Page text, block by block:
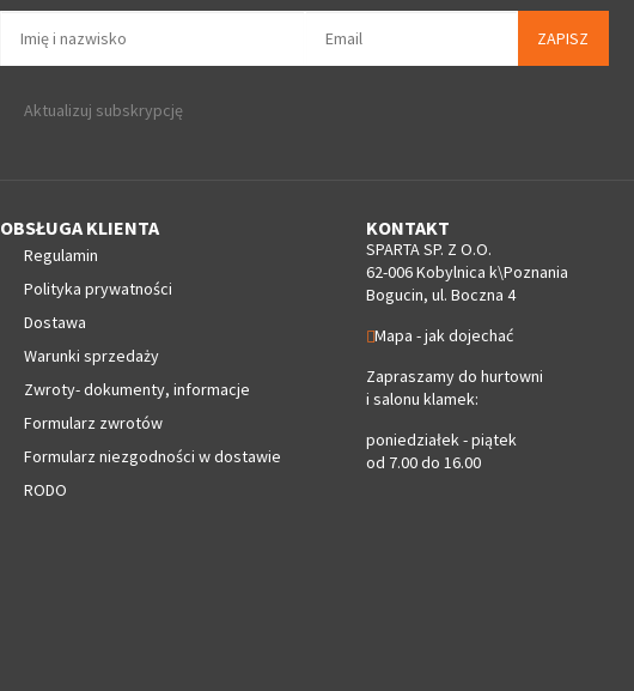
ZAPISZ
Aktualizuj subskrypcję
OBSŁUGA KLIENTA
Regulamin
Polityka prywatności
Dostawa
Warunki sprzedaży
Zwroty- dokumenty, informacje
Formularz zwrotów
Formularz niezgodności w dostawie
RODO
KONTAKT
SPARTA SP. Z O.O.
62-006 Kobylnica k\Poznania
Bogucin, ul. Boczna 4
Mapa - jak dojechać
Zapraszamy do hurtowni
i salonu klamek:
poniedziałek - piątek
od 7.00 do 16.00